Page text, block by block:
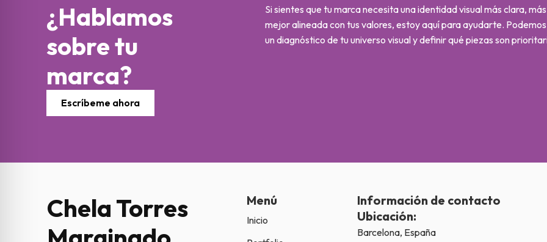
¿Hablamos
sobre tu
marca?
Escríbeme ahora
Si sientes que tu marca necesita una identidad visual más clara,
mejor alineada con tus valores, estoy aquí para ayudarte.
un diagnóstico de tu universo visual y definir qué piezas son
Chela Torres
Menú
Inicio
Información de contacto
Ubicación:
Barcelona, España